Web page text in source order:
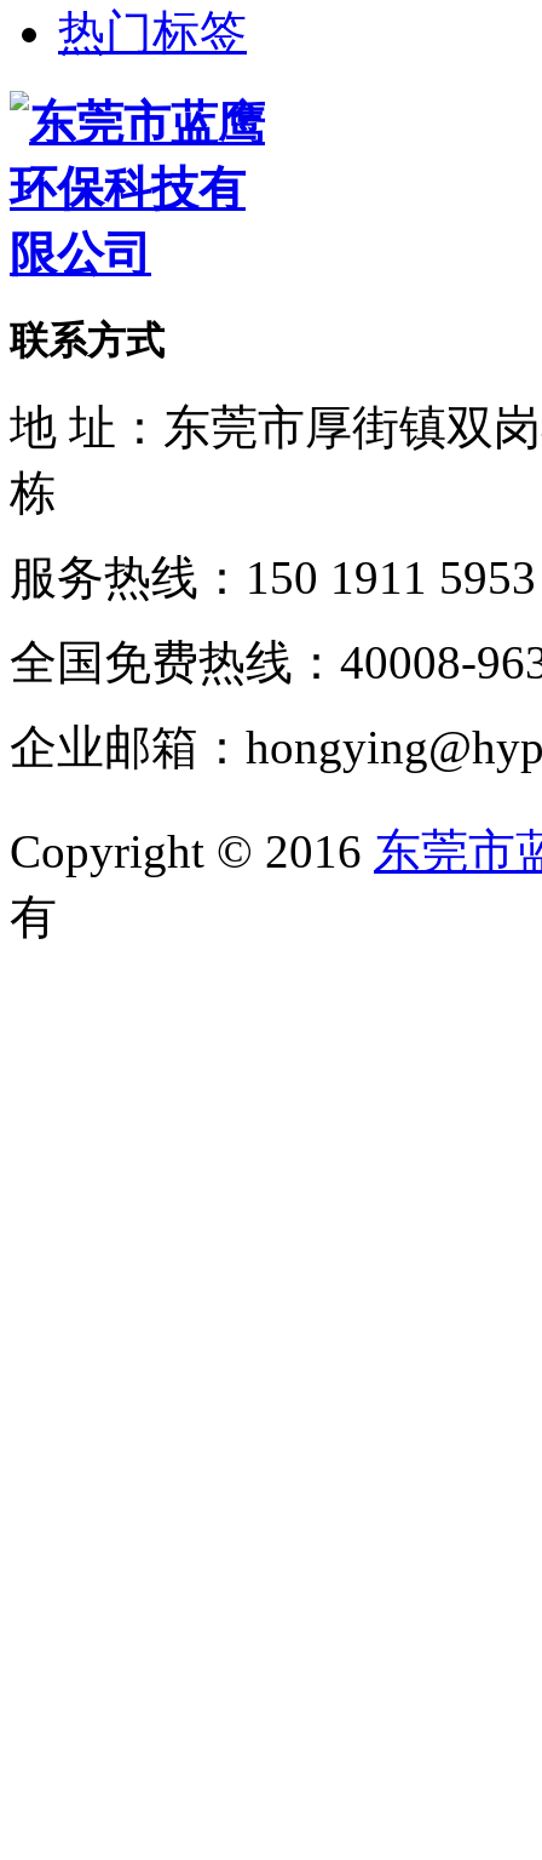
热门标签
联系方式
地 址：东莞市厚街镇双
栋
服务热线：150 1911 5953
全国免费热线：40008-
企业邮箱：
Copyright © 2016 东莞市
有